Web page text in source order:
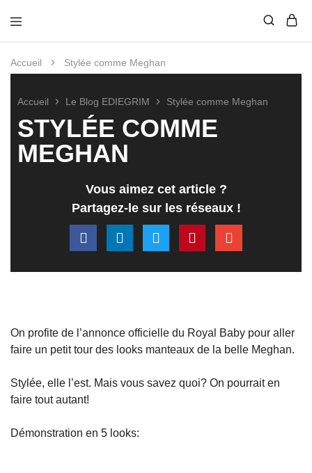
Edie
Vestiaire
génération
Accueil Stylée comme Meghan
Accueil Le Blog EDIEGRIM Stylée comme Meghan
STYLÉE COMME
MEGHAN
Vous aimez cet article ?
Partagez-le sur les réseaux !
On profite de l’annonce officielle du Royal Baby pour aller
faire un petit tour des looks manteaux de la belle Meghan.
Stylée, elle l’est. Mais vous savez quoi? On pourrait en
faire tout autant!
Démonstration en 5 looks: